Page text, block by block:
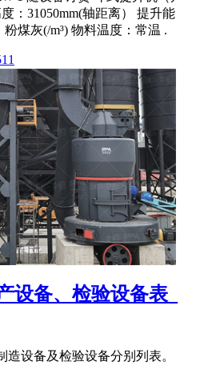
：31050mm(轴距离） 提升能
煤灰(/m³) 物料温度：常温 .
设备、检验设备表_
设备及检验设备分别列表。